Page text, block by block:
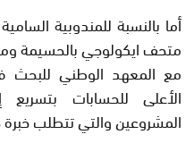
أما بالنسبة للمندوبية
متحف ايكولوجي بالحسيمة
مع المعهد الوطني للبحث
الأعلى للحسابات بتسريع
المشروعين والتي تتطلب